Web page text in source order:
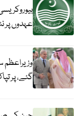
عہدوں پر
گئے، پر